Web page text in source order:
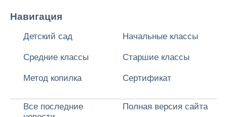
Навигация
Детский сад Начальные классы
Средние классы Старшие классы
Метод копилка Сертификат
Все последние
Полная версия сайта